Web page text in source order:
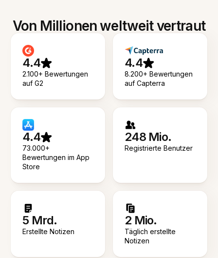
Von Millionen weltweit vertraut
4.4
2.100+ Bewertungen
auf G2
4.4
8.200+ Bewertungen
auf Capterra
4.4
73.000+
Bewertungen im App
Store
248 Mio.
Registrierte Benutzer
5 Mrd.
Erstellte Notizen
2 Mio.
Täglich erstellte
Notizen